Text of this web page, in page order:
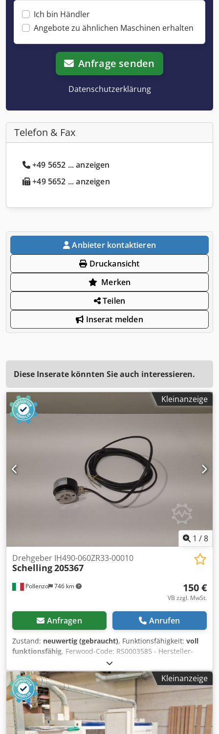
Ich bin Händler
Angebote zu ähnlichen Maschinen erhalten
Anfrage senden
Datenschutzerklärung
Telefon & Fax
+49 5652 ... anzeigen
+49 5652 ... anzeigen
Anbieter kontaktieren
Druckansicht
Merken
Teilen
Inserat melden
Diese Inserate könnten Sie auch interessieren.
Kleinanzeige
1 /8
Pollenzo 746 km
Drehgeber IH490-060ZR33-00010
Schelling205367
150 €
VB zzgl. MwSt.
Anfragen Anrufen
Zustand: neuwertig (gebraucht), Funktionsfähigkeit: voll
funktionsfähig, Ferwood-Code: RS0003585 - Hersteller-
Code: 205367 - Zustand: Wie neu (Ausstellungsstück) -
Funktionalität: Voll funktionsfähig - Kompatible Maschine: -
Bei Interesse bieten wir einen Überholungsservice an,
kontaktieren Sie uns. 1KG - 20X20X20 Dedoyrn Ufepfx
Ahpekr
Kleinanzeige